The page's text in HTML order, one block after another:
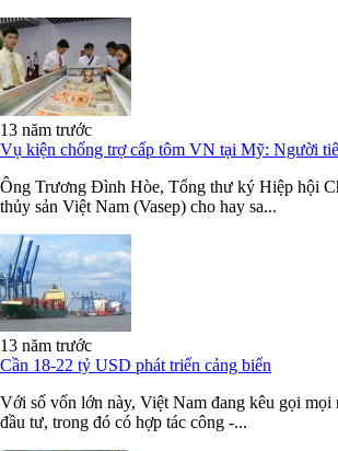
13 năm trước
Vụ kiện chống trợ cấp tôm VN tại Mỹ: Người
Ông Trương Đình Hòe, Tổng thư ký Hiệp hội
thủy sản Việt Nam (Vasep) cho hay sa...
13 năm trước
Cần 18-22 tỷ USD phát triển cảng biển
Với số vốn lớn này, Việt Nam đang kêu gọi mọi
đầu tư, trong đó có hợp tác công -...